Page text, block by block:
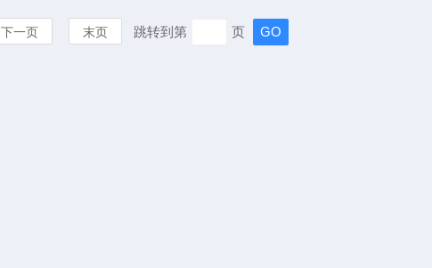
下一页 末页 跳转到第 页